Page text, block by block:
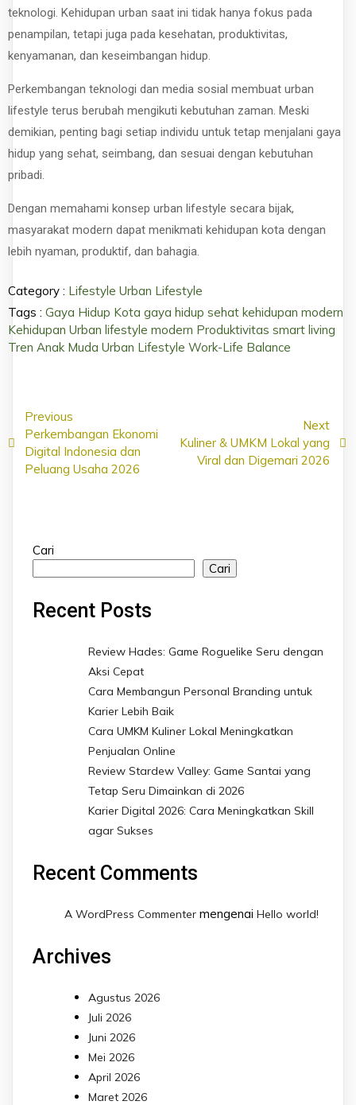
teknologi. Kehidupan urban saat ini tidak hanya fokus pada
penampilan, tetapi juga pada kesehatan, produktivitas,
kenyamanan, dan keseimbangan hidup.
Perkembangan teknologi dan media sosial membuat urban
lifestyle terus berubah mengikuti kebutuhan zaman. Meski
demikian, penting bagi setiap individu untuk tetap menjalani gaya
hidup yang sehat, seimbang, dan sesuai dengan kebutuhan
pribadi.
Dengan memahami konsep urban lifestyle secara bijak,
masyarakat modern dapat menikmati kehidupan kota dengan
lebih nyaman, produktif, dan bahagia.
Category : Lifestyle Urban Lifestyle
Tags : Gaya Hidup Kota gaya hidup sehat kehidupan modern
Kehidupan Urban lifestyle modern Produktivitas smart living
Tren Anak Muda Urban Lifestyle Work-Life Balance
Previous
Perkembangan Ekonomi
Digital Indonesia dan
Peluang Usaha 2026
Next
Kuliner & UMKM Lokal yang
Viral dan Digemari 2026
Cari
Cari
Recent Posts
Review Hades: Game Roguelike Seru dengan
Aksi Cepat
Cara Membangun Personal Branding untuk
Karier Lebih Baik
Cara UMKM Kuliner Lokal Meningkatkan
Penjualan Online
Review Stardew Valley: Game Santai yang
Tetap Seru Dimainkan di 2026
Karier Digital 2026: Cara Meningkatkan Skill
agar Sukses
Recent Comments
A WordPress Commenter mengenai Hello world!
Archives
Agustus 2026
Juli 2026
Juni 2026
Mei 2026
April 2026
Maret 2026